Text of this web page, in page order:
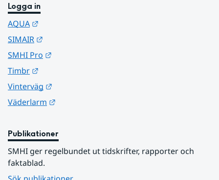
Logga in
AQUA
SIMAIR
SMHI Pro
Timbr
Vinterväg
Väderlarm
Publikationer
SMHI ger regelbundet ut tidskrifter, rapporter och
faktablad.